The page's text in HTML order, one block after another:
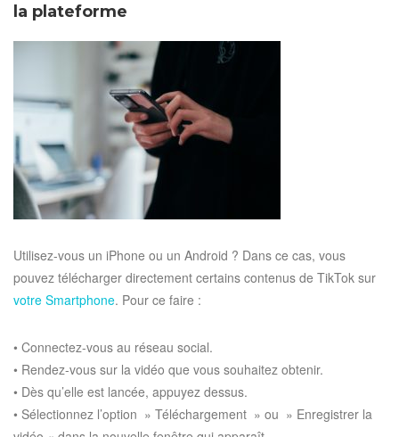
la plateforme
Utilisez-vous un iPhone ou un Android ? Dans ce cas, vous
pouvez télécharger directement certains contenus de TikTok sur
votre Smartphone. Pour ce faire :
• Connectez-vous au réseau social.
• Rendez-vous sur la vidéo que vous souhaitez obtenir.
• Dès qu’elle est lancée, appuyez dessus.
• Sélectionnez l’option » Téléchargement » ou » Enregistrer la